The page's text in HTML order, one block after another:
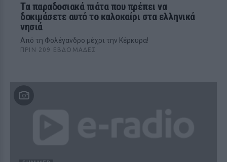
Τα παραδοσιακά πιάτα που πρέπει να
δοκιμάσετε αυτό το καλοκαίρι στα ελληνικά
νησιά
Από τη Φολέγανδρο μέχρι την Κέρκυρα!
ΠΡΙΝ 209 ΕΒΔΟΜΆΔΕΣ